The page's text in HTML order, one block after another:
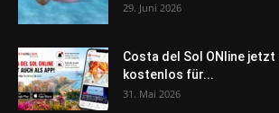
29. Juni 2026
Costa del Sol ONline jetzt
kostenlos für...
31. Mai 2026